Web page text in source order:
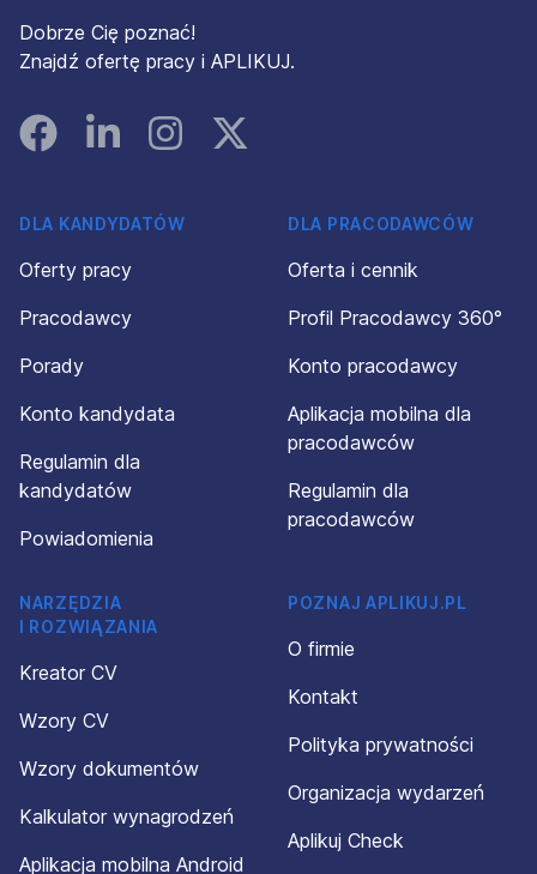
Dobrze Cię poznać!
Znajdź ofertę pracy i APLIKUJ.
FacebookLinked InInstagramInstagram
DLA KANDYDATÓW
Oferty pracy
Pracodawcy
Porady
Konto kandydata
Regulamin dla
kandydatów
Powiadomienia
DLA PRACODAWCÓW
Oferta i cennik
Profil Pracodawcy 360°
Konto pracodawcy
Aplikacja mobilna dla
pracodawców
Regulamin dla
pracodawców
NARZĘDZIA
I ROZWIĄZANIA
Kreator CV
Wzory CV
Wzory dokumentów
Kalkulator wynagrodzeń
Aplikacja mobilna Android
POZNAJ APLIKUJ.PL
O firmie
Kontakt
Polityka prywatności
Organizacja wydarzeń
Aplikuj Check